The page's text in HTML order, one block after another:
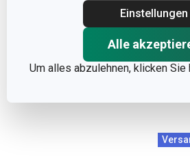
Einstellungen
Alle
Um alles abzulehnen, klicken Sie